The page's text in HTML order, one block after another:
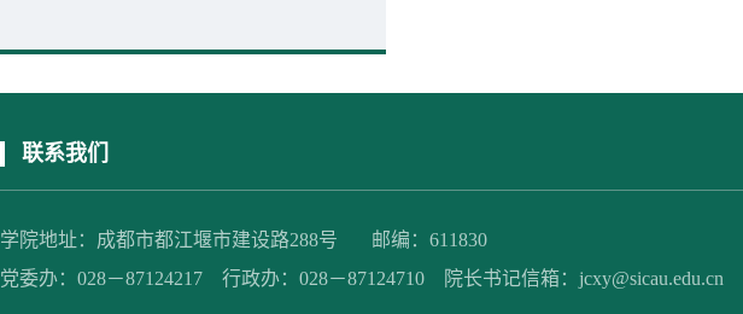
联系我们
学院地址：成都市都江堰市建设路288号 邮编：611830
党委办：028－87124217 行政办：028－87124710 院长书记信箱：jcxy@sicau.edu.cn